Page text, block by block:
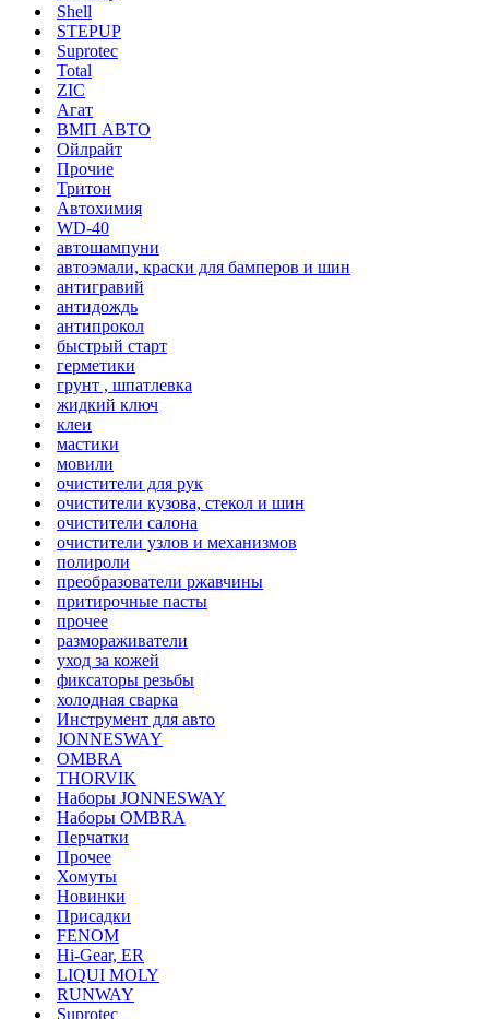
Shell
STEPUP
Suprotec
Total
ZIC
Агат
ВМП АВТО
Ойлрайт
Прочие
Тритон
Автохимия
WD-40
автошампуни
автоэмали, краски для бамперов и шин
антигравий
антидождь
антипрокол
быстрый старт
герметики
грунт , шпатлевка
жидкий ключ
клеи
мастики
мовили
очистители для рук
очистители кузова, стекол и шин
очистители салона
очистители узлов и механизмов
полироли
преобразователи ржавчины
притирочные пасты
прочее
размораживатели
уход за кожей
фиксаторы резьбы
холодная сварка
Инструмент для авто
JONNESWAY
OMBRA
THORVIK
Наборы JONNESWAY
Наборы OMBRA
Перчатки
Прочее
Хомуты
Новинки
Присадки
FENOM
Hi-Gear, ER
LIQUI MOLY
RUNWAY
Suprotec